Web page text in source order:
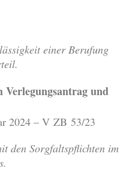
einer Berufung
Verlegungsantrag und
2024 – V ZB 53/23
den Sorgfaltspflichten im